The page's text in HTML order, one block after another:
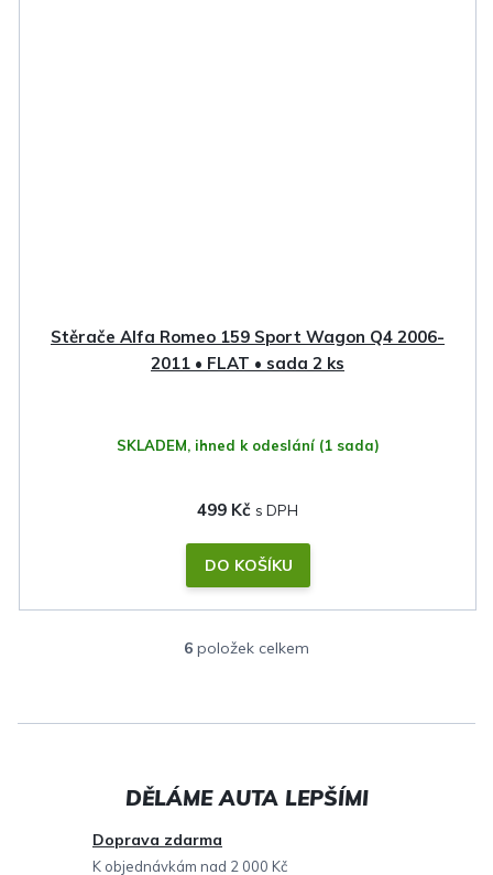
Stěrače Alfa Romeo 159 Sport Wagon Q4 2006-
2011 • FLAT • sada 2 ks
SKLADEM, ihned k odeslání (1 sada)
499 Kč
DO KOŠÍKU
O
l
a
í
6 položek celkem
Doprava zdarma
K objednávkám nad 2 000 Kč